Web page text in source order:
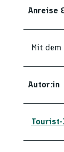
Anreise
Mit
Autor:in